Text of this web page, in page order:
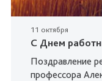
11 октября
С Днем
Поздравление
профессора